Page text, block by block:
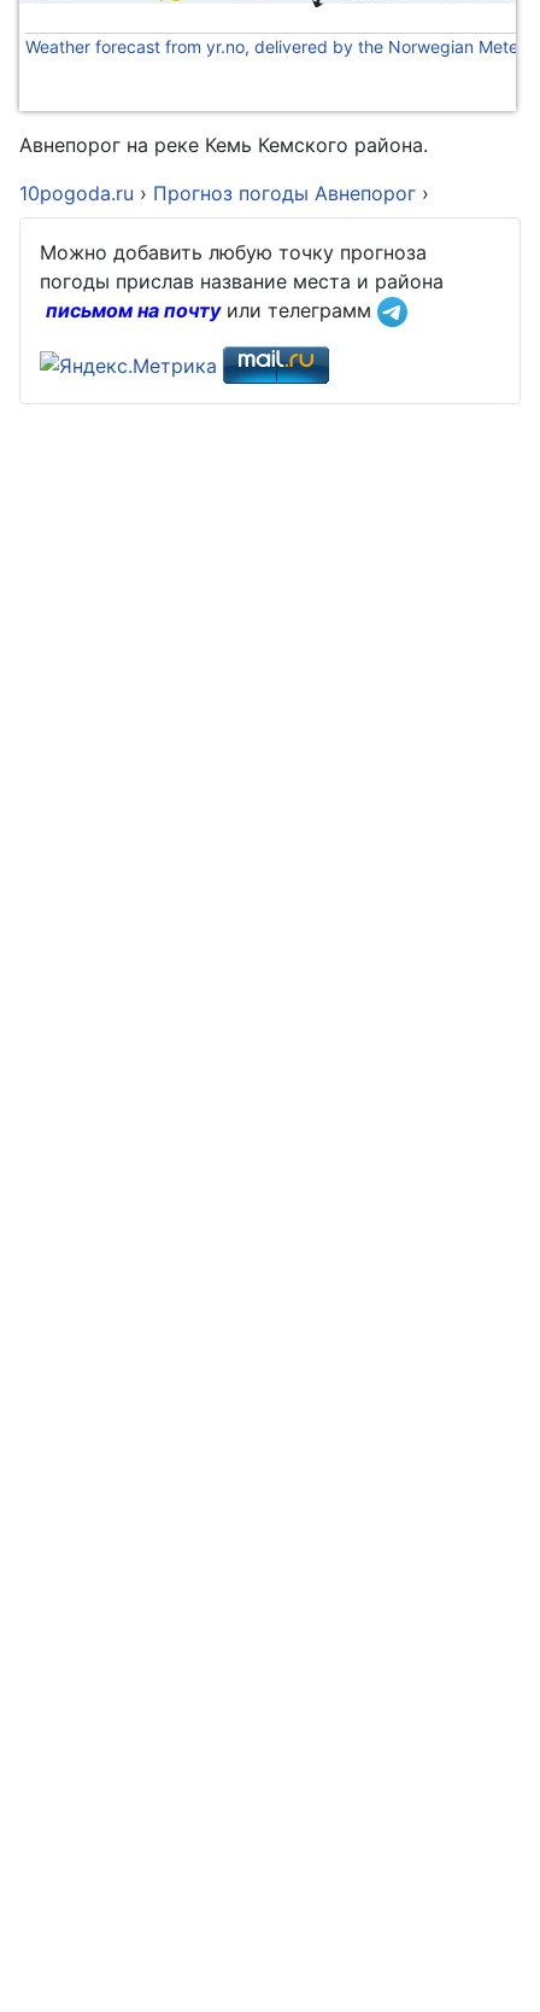
Weather forecast from yr.no, delivered by the Norwegian
Авнепорог на реке Кемь Кемского района.
10pogoda.ru › Прогноз погоды Авнепорог ›
Можно добавить любую точку прогноза
погоды прислав название места и района
письмом на почтуили телеграмм